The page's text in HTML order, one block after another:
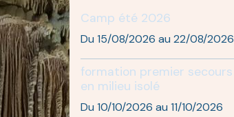
Camp été 2026
Du 15/08/2026 au 22/08/2026
formation premier secours
en milieu isolé
Du 10/10/2026 au 11/10/2026